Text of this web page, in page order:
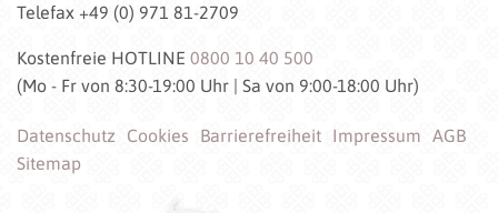
Telefax +49 (0) 971 81-2709
Kostenfreie HOTLINE 0800 10 40 500
(Mo - Fr von 8:30-19:00 Uhr | Sa von 9:00-18:00 Uhr)
Datenschutz Cookies Barrierefreiheit Impressum
AGB
Sitemap